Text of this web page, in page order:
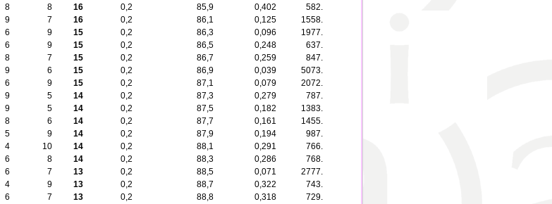
8 8 16 0,2 85,9 0,402
582.
9 7 16 0,2 86,1 0,125
1558.
6 9 15 0,2 86,3 0,096
1977.
6 9 15 0,2 86,5 0,248
637.
8 7 15 0,2 86,7 0,259
847.
9 6 15 0,2 86,9 0,039
5073.
6 9 15 0,2 87,1 0,079
2072.
9 5 14 0,2 87,3 0,279
787.
9 5 14 0,2 87,5 0,182
1383.
8 6 14 0,2 87,7 0,161
1455.
5 9 14 0,2 87,9 0,194
987.
4 10 14 0,2 88,1 0,291
766.
6 8 14 0,2 88,3 0,286
768.
6 7 13 0,2 88,5 0,071
2777.
4 9 13 0,2 88,7 0,322
743.
6 7 13 0,2 88,8 0,318
729.